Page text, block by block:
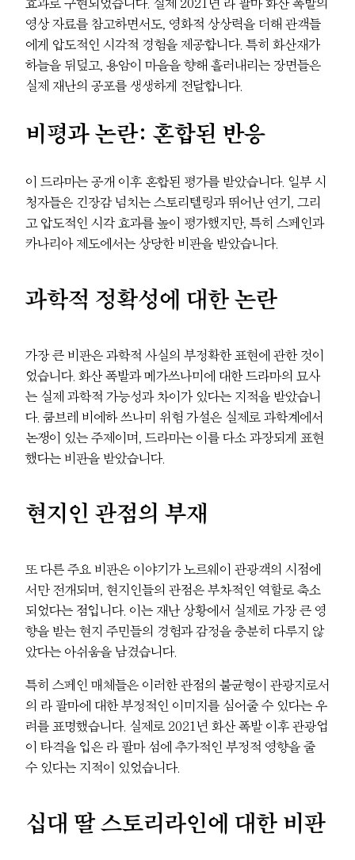
효과로 구현되었습니다. 실제 2021년 라 팔마 화산 폭발의
영상 자료를 참고하면서도, 영화적 상상력을 더해 관객들
에게 압도적인 시각적 경험을 제공합니다. 특히 화산재가
하늘을 뒤덮고, 용암이 마을을 향해 흘러내리는 장면들은
실제 재난의 공포를 생생하게 전달합니다.
비평과 논란: 혼합된 반응
이 드라마는 공개 이후 혼합된 평가를 받았습니다. 일부 시
청자들은 긴장감 넘치는 스토리텔링과 뛰어난 연기, 그리
고 압도적인 시각 효과를 높이 평가했지만, 특히 스페인과
카나리아 제도에서는 상당한 비판을 받았습니다.
과학적 정확성에 대한 논란
가장 큰 비판은 과학적 사실의 부정확한 표현에 관한 것이
었습니다. 화산 폭발과 메가쓰나미에 대한 드라마의 묘사
는 실제 과학적 가능성과 차이가 있다는 지적을 받았습니
다. 쿰브레 비에하 쓰나미 위험 가설은 실제로 과학계에서
논쟁이 있는 주제이며, 드라마는 이를 다소 과장되게 표현
했다는 비판을 받았습니다.
현지인 관점의 부재
또 다른 주요 비판은 이야기가 노르웨이 관광객의 시점에
서만 전개되며, 현지인들의 관점은 부차적인 역할로 축소
되었다는 점입니다. 이는 재난 상황에서 실제로 가장 큰 영
향을 받는 현지 주민들의 경험과 감정을 충분히 다루지 않
았다는 아쉬움을 남겼습니다.
특히 스페인 매체들은 이러한 관점의 불균형이 관광지로서
의 라 팔마에 대한 부정적인 이미지를 심어줄 수 있다는 우
려를 표명했습니다. 실제로 2021년 화산 폭발 이후 관광업
이 타격을 입은 라 팔마 섬에 추가적인 부정적 영향을 줄
수 있다는 지적이 있었습니다.
십대 딸 스토리라인에 대한 비판